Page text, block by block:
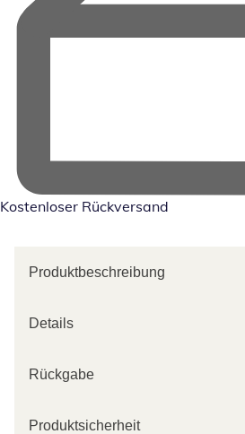
Kostenloser Rückversand
Produktbeschreibung
Details
Rückgabe
Produktsicherheit